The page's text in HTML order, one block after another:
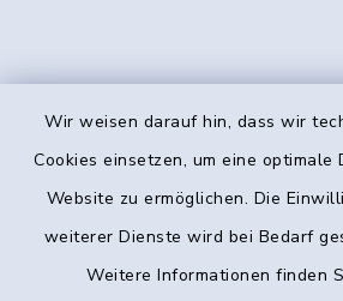
Wir weisen darauf hin, dass wir
Cookies einsetzen, um eine
Website zu ermöglichen. Die
weiterer Dienste wird bei Bedarf
Weitere Informationen finden
Kontakt
Datenschutz